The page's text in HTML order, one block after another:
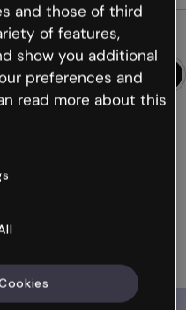
and those of third
of features,
show you additional
preferences and
read more about this